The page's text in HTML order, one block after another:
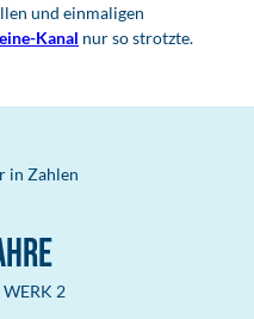
und einmaligen
Kanal nur so strotzte.
in Zahlen
2